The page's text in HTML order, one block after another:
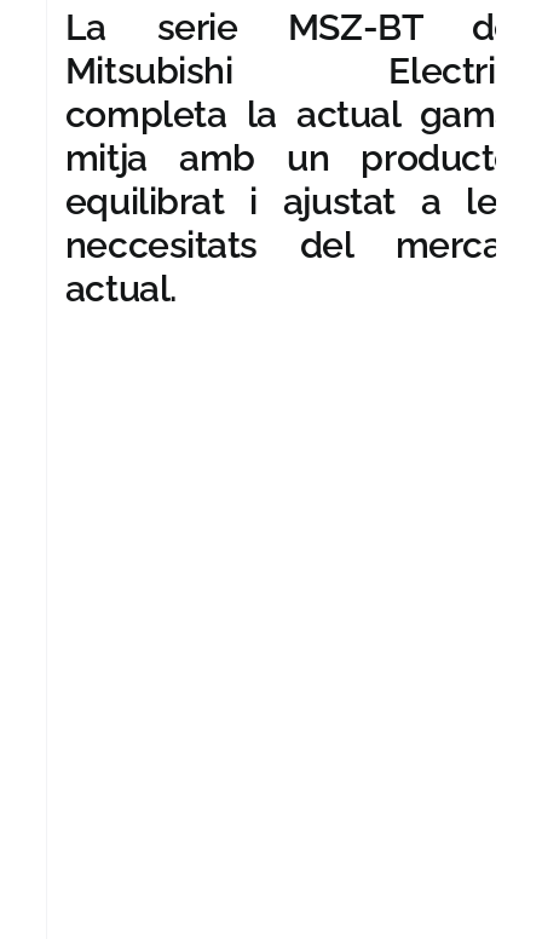
La serie MSZ-BT de
Mitsubishi Electric
completa la actual gama
mitja amb un producte
equilibrat i ajustat a les
neccesitats del mercat
actual.